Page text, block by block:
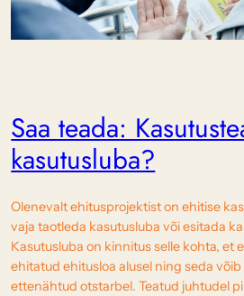
Saa teada:
kasutusluba?
Olenevalt ehitusprojektist on ehitise
vaja taotleda kasutusluba või esitada
Kasutusluba on kinnitus selle kohta, et
ehitatud ehitusloa alusel ning seda
ettenähtud otstarbel. Teatud juhtudel